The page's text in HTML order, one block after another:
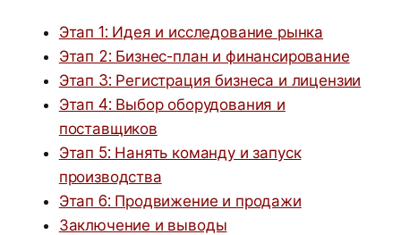
Этап 1: Идея и исследование рынка
Этап 2: Бизнес-план и финансирование
Этап 3: Регистрация бизнеса и лицензии
Этап 4: Выбор оборудования и
поставщиков
Этап 5: Нанять команду и запуск
производства
Этап 6: Продвижение и продажи
Заключение и выводы